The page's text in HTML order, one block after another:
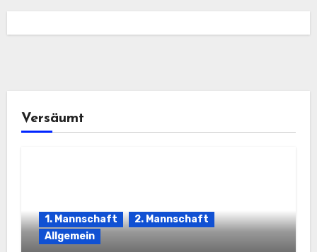
Versäumt
1. Mannschaft
2. Mannschaft
Allgemein